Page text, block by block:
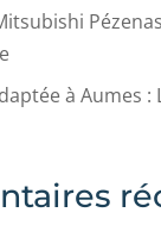
à Aumes :